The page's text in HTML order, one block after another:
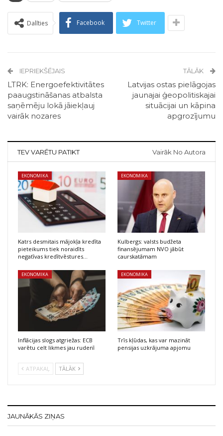
Dalīties Facebook Twitter
IEPRIEKŠĒJAIS
LTRK: Energoefektivitātes
paaugstināšanas atbalsta
saņēmēju lokā jāiekļauj
vairāk nozares
TĀLĀK
Latvijas ostas pielāgojas
jaunajai ģeopolitiskajai
situācijai un kāpina
apgrozījumu
TEV VARĒTU PATIKT Vairāk No Autora
EKONOMIKA
Katrs desmitais mājokļa kredīta
pieteikums tiek noraidīts
negatīvas kredītvēstures…
EKONOMIKA
Kulbergs: valsts budžeta
finansējumam NVO jābūt
caurskatāmam
EKONOMIKA
Inflācijas slogs atgriežas: ECB
varētu celt likmes jau rudenī
EKONOMIKA
Trīs kļūdas, kas var mazināt
pensijas uzkrājuma apjomu
ATPAKAĻ TĀLĀK
JAUNĀKĀS ZIŅAS